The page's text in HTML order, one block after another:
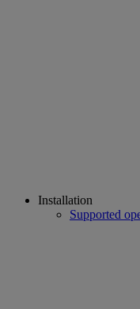
Installation
Supported